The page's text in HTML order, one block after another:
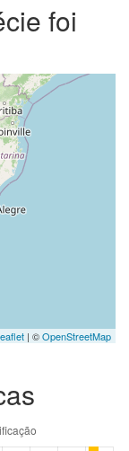
foi
| ©OpenStreetMap